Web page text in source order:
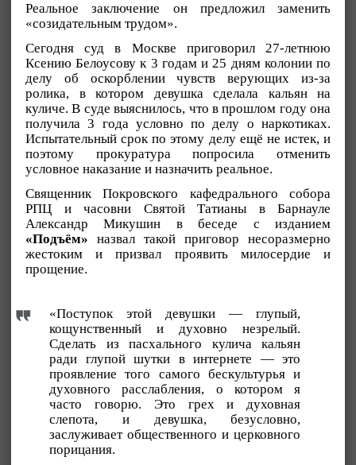
Реальное заключение он предложил заменить
«созидательным трудом».
Сегодня суд в Москве приговорил 27-летнюю
Ксению Белоусову к 3 годам и 25 дням колонии по
делу об оскорблении чувств верующих из-за
ролика, в котором девушка сделала кальян на
куличе. В суде выяснилось, что в прошлом году она
получила 3 года условно по делу о наркотиках.
Испытательный срок по этому делу ещё не истек, и
поэтому прокуратура попросила отменить
условное наказание и назначить реальное.
Священник Покровского кафедрального собора
РПЦ и часовни Святой Татианы в Барнауле
Александр Микушин в беседе с изданием
«Подъём» назвал такой приговор несоразмерно
жестоким и призвал проявить милосердие и
прощение.
«Поступок этой девушки — глупый,
кощунственный и духовно незрелый.
Сделать из пасхального кулича кальян
ради глупой шутки в интернете — это
проявление того самого бескультурья и
духовного расслабления, о котором я
часто говорю. Это грех и духовная
слепота, и девушка, безусловно,
заслуживает общественного и церковного
порицания.